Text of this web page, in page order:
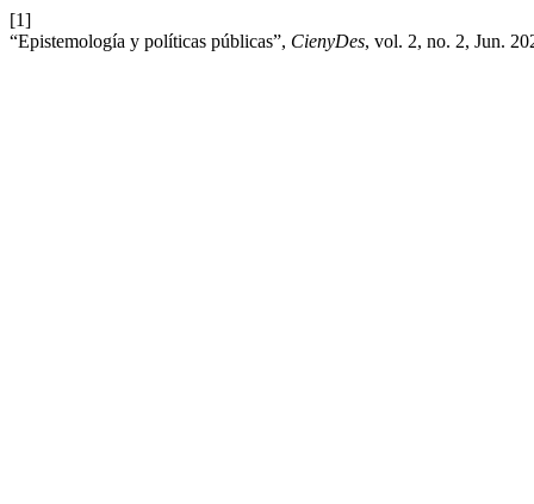
[1]
“Epistemología y políticas públicas”, CienyDes, vol. 2, no. 2, Jun.